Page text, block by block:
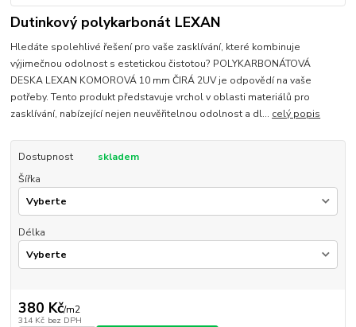
Dutinkový polykarbonát LEXAN
Hledáte spolehlivé řešení pro vaše zasklívání, které kombinuje
výjimečnou odolnost s estetickou čistotou? POLYKARBONÁTOVÁ
DESKA LEXAN KOMOROVÁ 10 mm ČIRÁ 2UV je odpovědí na vaše
potřeby. Tento produkt představuje vrchol v oblasti materiálů pro
zasklívání, nabízející nejen neuvěřitelnou odolnost a dl... celý popis
Dostupnost
skladem
Šířka
Délka
380 Kč/m2
314 Kč bez DPH